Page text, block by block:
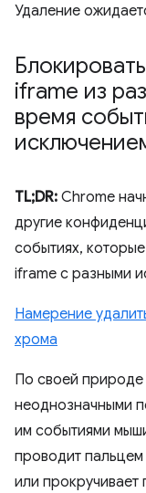
Удаление
iframe из
время
TL;DR: Chrome
другие
событиях,
iframe с разными
Намерение
хрома
По своей природе
неоднозначными
им событиями
проводит
или